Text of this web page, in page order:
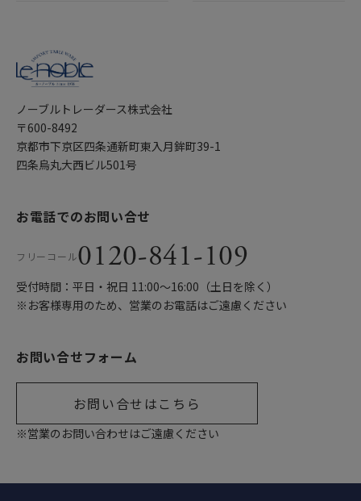
ノーブルトレーダース株式会社
〒600-8492
京都市下京区四条通新町東入月鉾町39-1
四条烏丸大西ビル501号
お電話でのお問い合せ
フリーコール0120-841-109
受付時間：平日・祝日 11:00〜16:00（土日を除く）
※お客様専用のため、営業のお電話はご遠慮ください
お問い合せフォーム
お問い合せはこちら
※営業のお問い合わせはご遠慮ください